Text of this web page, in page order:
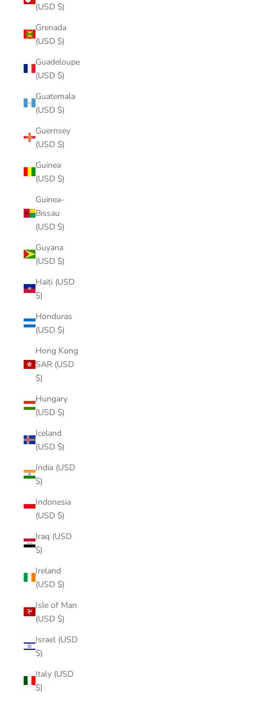
(USD $)
Grenada
(USD $)
Guadeloupe
(USD $)
Guatemala
(USD $)
Guernsey
(USD $)
Guinea
(USD $)
Guinea-
Bissau
(USD $)
Guyana
(USD $)
Haiti (USD
$)
Honduras
(USD $)
Hong Kong
SAR (USD
$)
Hungary
(USD $)
Iceland
(USD $)
India (USD
$)
Indonesia
(USD $)
Iraq (USD
$)
Ireland
(USD $)
Isle of Man
(USD $)
Israel (USD
$)
Italy (USD
$)